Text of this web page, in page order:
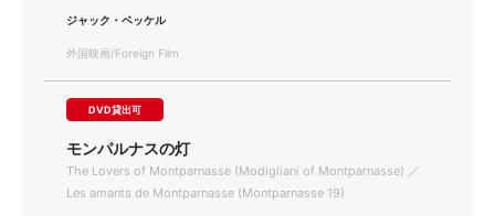
ジャック・ベッケル
外国映画/Foreign Film
DVD貸出可
モンパルナスの灯
The Lovers of Montparnasse (Modigliani of Montparnasse) ／
Les amants de Montparnasse (Montparnasse 19)